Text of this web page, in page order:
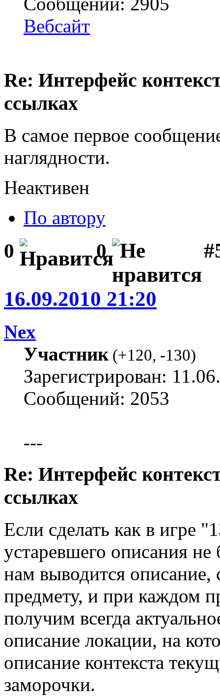
Вебсайт
Re: Интерфейс
ссылках
В самое первое
наглядности.
Неактивен
По автору
0 0
16.09.2010 21:20
Nex
Участник(+120, -130)
Зарегистрирован:
Сообщений: 2053
---
Re: Интерфейс
ссылках
Если сделать как в игре
устаревшего описания
нам выводится
предмету, и при каждом
получим всегда
описание локации, на
описание контекста
заморочки.